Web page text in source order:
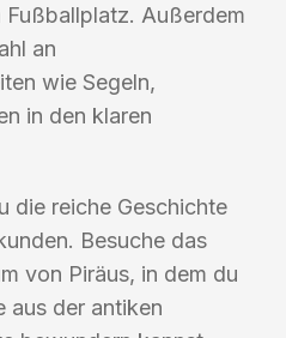
Fußballplatz. Außerdem
an
wie Segeln,
in den klaren
die reiche Geschichte
Besuche das
von Piräus, in dem du
aus der antiken